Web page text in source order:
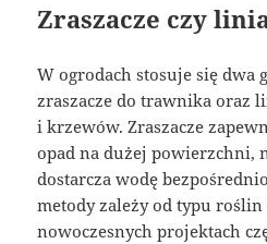
Zraszacze czy
W ogrodach stosuje się dwa
zraszacze do trawnika oraz
i krzewów. Zraszacze
opad na dużej powierzchni,
dostarcza wodę
metody zależy od typu
nowoczesnych projektach